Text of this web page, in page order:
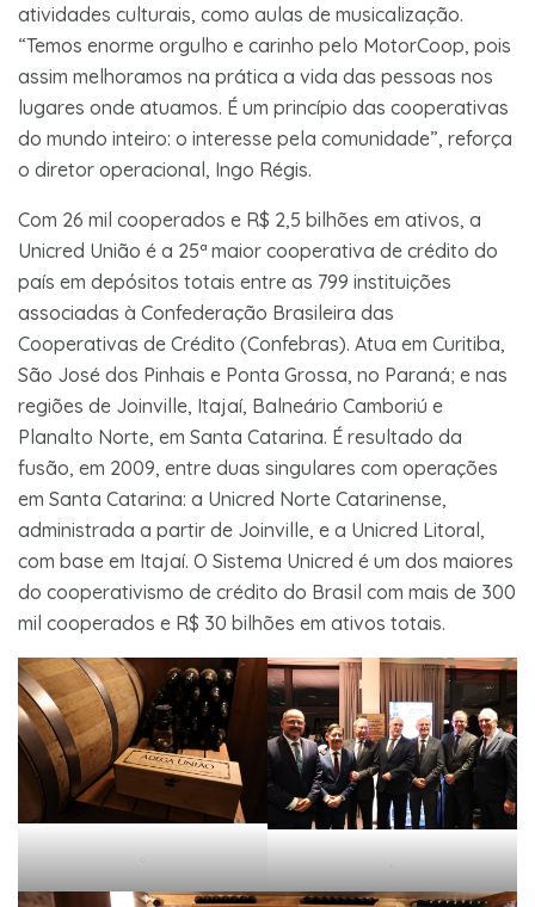
atividades culturais, como aulas de musicalização.
“Temos enorme orgulho e carinho pelo MotorCoop, pois
assim melhoramos na prática a vida das pessoas nos
lugares onde atuamos. É um princípio das cooperativas
do mundo inteiro: o interesse pela comunidade”, reforça
o diretor operacional, Ingo Régis.
Com 26 mil cooperados e R$ 2,5 bilhões em ativos, a
Unicred União é a 25ª maior cooperativa de crédito do
país em depósitos totais entre as 799 instituições
associadas à Confederação Brasileira das
Cooperativas de Crédito (Confebras). Atua em Curitiba,
São José dos Pinhais e Ponta Grossa, no Paraná; e nas
regiões de Joinville, Itajaí, Balneário Camboriú e
Planalto Norte, em Santa Catarina. É resultado da
fusão, em 2009, entre duas singulares com operações
em Santa Catarina: a Unicred Norte Catarinense,
administrada a partir de Joinville, e a Unicred Litoral,
com base em Itajaí. O Sistema Unicred é um dos maiores
do cooperativismo de crédito do Brasil com mais de 300
mil cooperados e R$ 30 bilhões em ativos totais.
. .